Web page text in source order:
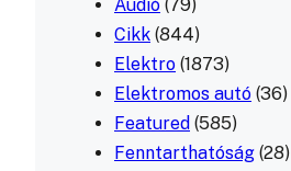
Audió (79)
Cikk (844)
Elektro (1873)
Elektromos autó (36)
Featured (585)
Fenntarthatóság (28)